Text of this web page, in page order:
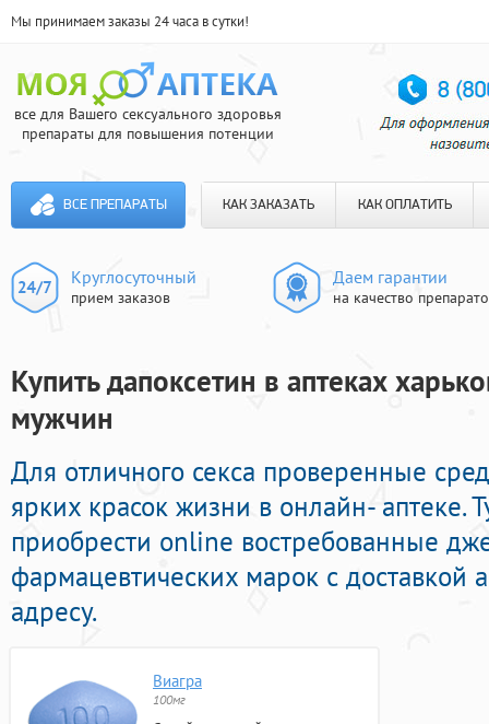
Мы принимаем заказы 24 часа в сутки!
все для Вашего сексуального здоровья
препараты для повышения потенции
ВСЕ ПРЕПАРАТЫ КАК ЗАКАЗАТЬ КАК ОПЛАТИТЬ
Круглосуточный
прием заказов
Даем гарантии
на качество
Купить дапоксетин в аптеках
мужчин
Для отличного секса проверенные
ярких красок жизни в онлайн- аптеке.
приобрести online востребованные
фармацевтических марок с доставкой
адресу.
Виагра
100мг